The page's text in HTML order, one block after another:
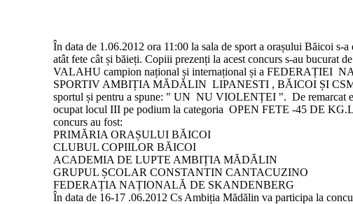
În data de 1.06.2012 ora 11:00 la sala de sport a orașului Băicoi s-
atât fete cât și băieți. Copiii prezenți la acest concurs s-au
VALAHU campion național și internațional și a FEDERAȚIEI
SPORTIV AMBIȚIA MĂDĂLIN LIPANESTI , BĂICOI ȘI CSM
sportul și pentru a spune: " UN NU VIOLENȚEI ". De
ocupat locul III pe podium la categoria OPEN FETE -45 DE
concurs au fost:
PRIMĂRIA ORAȘULUI BĂICOI
CLUBUL COPIILOR BĂICOI
ACADEMIA DE LUPTE AMBIȚIA MĂDĂLIN
GRUPUL ȘCOLAR CONSTANTIN CANTACUZINO
FEDERAȚIA NAȚIONALĂ DE SKANDENBERG
În data de 16-17 .06.2012 Cs Ambiția Mădălin va participa la